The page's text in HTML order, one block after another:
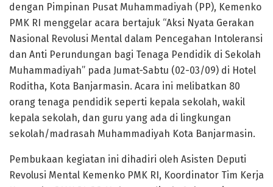
dengan Pimpinan Pusat Muhammadiyah (PP), Kemenko
PMK RI menggelar acara bertajuk “Aksi Nyata Gerakan
Nasional Revolusi Mental dalam Pencegahan Intoleransi
dan Anti Perundungan bagi Tenaga Pendidik di Sekolah
Muhammadiyah” pada Jumat-Sabtu (02-03/09) di Hotel
Roditha, Kota Banjarmasin. Acara ini melibatkan 80
orang tenaga pendidik seperti kepala sekolah, wakil
kepala sekolah, dan guru yang ada di lingkungan
sekolah/madrasah Muhammadiyah Kota Banjarmasin.
Pembukaan kegiatan ini dihadiri oleh Asisten Deputi
Revolusi Mental Kemenko PMK RI, Koordinator Tim Kerja